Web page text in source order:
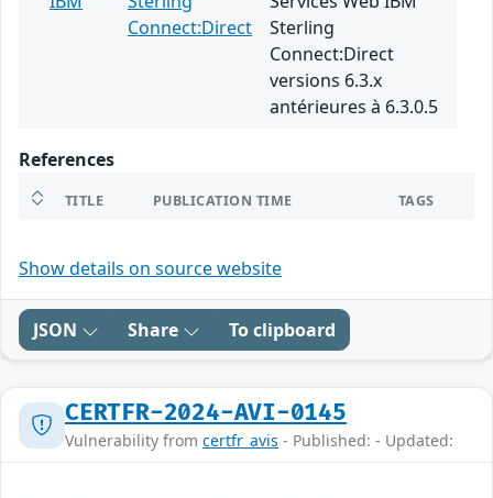
Connect:Direct
Sterling
Connect:Direct
versions 6.3.x
antérieures à 6.3.0.5
References
TITLE PUBLICATION TIME TAGS
Show details on source website
JSON Share To clipboard
CERTFR-2024-AVI-0145
Vulnerability from certfr_avis - Published: - Updated: